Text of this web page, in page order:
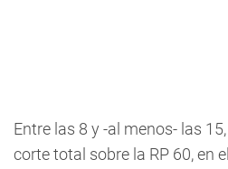
Entre las 8 y -al menos- las
corte total sobre la RP 60, en